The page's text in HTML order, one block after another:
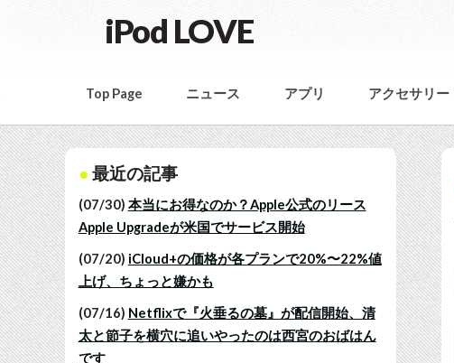
iPod LOVE
Top Page ニュース アプリ アクセサリー
最近の記事
(07/30) 本当にお得なのか？Apple公式のリース
Apple Upgradeが米国でサービス開始
(07/20) iCloud+の価格が各プランで20%〜22%値
上げ、ちょっと嫌かも
(07/16) Netflixで『火垂るの墓』が配信開始、清
太と節子を横穴に追いやったのは西宮のおばはん
です